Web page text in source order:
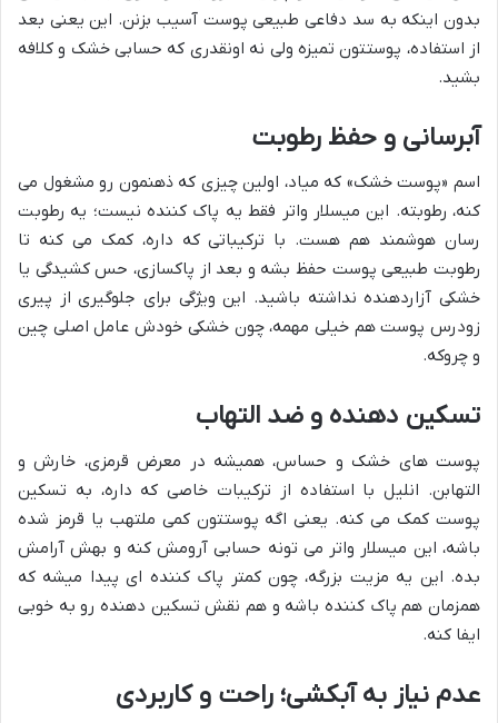
بدون اینکه به سد دفاعی طبیعی پوست آسیب بزنن. این یعنی بعد
از استفاده، پوستتون تمیزه ولی نه اونقدری که حسابی خشک و کلافه
بشید.
آبرسانی و حفظ رطوبت
اسم «پوست خشک» که میاد، اولین چیزی که ذهنمون رو مشغول می
کنه، رطوبته. این میسلار واتر فقط یه پاک کننده نیست؛ یه رطوبت
رسان هوشمند هم هست. با ترکیباتی که داره، کمک می کنه تا
رطوبت طبیعی پوست حفظ بشه و بعد از پاکسازی، حس کشیدگی یا
خشکی آزاردهنده نداشته باشید. این ویژگی برای جلوگیری از پیری
زودرس پوست هم خیلی مهمه، چون خشکی خودش عامل اصلی چین
و چروکه.
تسکین دهنده و ضد التهاب
پوست های خشک و حساس، همیشه در معرض قرمزی، خارش و
التهابن. انلیل با استفاده از ترکیبات خاصی که داره، به تسکین
پوست کمک می کنه. یعنی اگه پوستتون کمی ملتهب یا قرمز شده
باشه، این میسلار واتر می تونه حسابی آرومش کنه و بهش آرامش
بده. این یه مزیت بزرگه، چون کمتر پاک کننده ای پیدا میشه که
همزمان هم پاک کننده باشه و هم نقش تسکین دهنده رو به خوبی
ایفا کنه.
عدم نیاز به آبکشی؛ راحت و کاربردی